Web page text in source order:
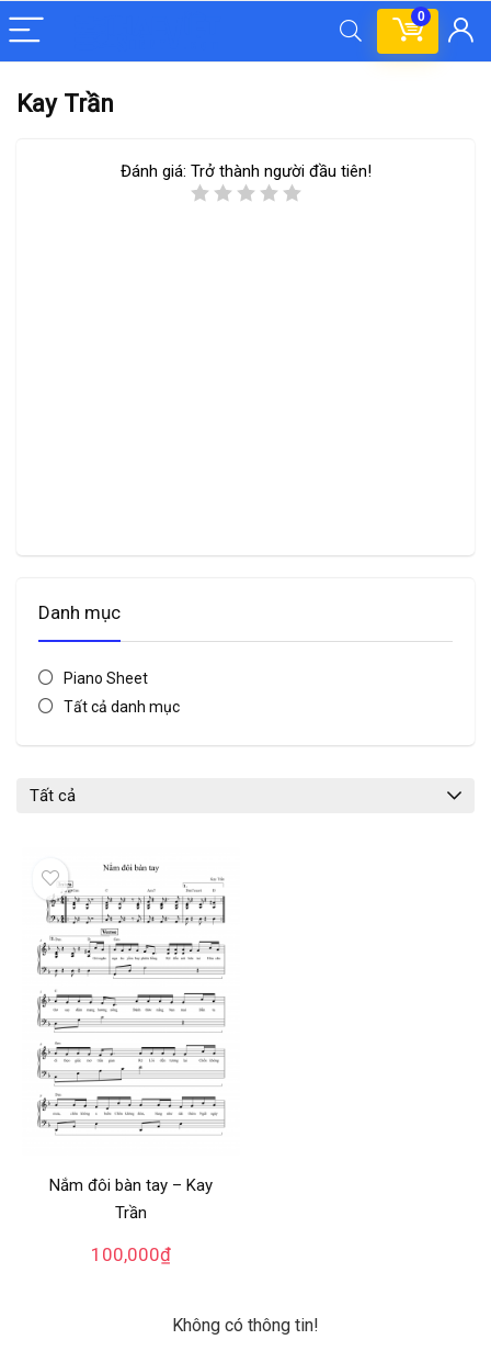
0
Kay Trần
Đánh giá: Trở thành người đầu tiên!
Danh mục
Piano Sheet
Tất cả danh mục
Tất cả
Nắm đôi bàn tay – Kay
Trần
100,000₫
Không có thông tin!